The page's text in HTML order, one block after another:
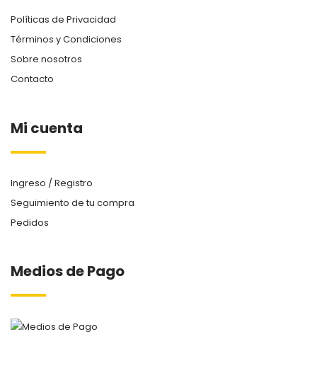
Políticas de Privacidad
Términos y Condiciones
Sobre nosotros
Contacto
Mi cuenta
Ingreso / Registro
Seguimiento de tu compra
Pedidos
Medios de Pago